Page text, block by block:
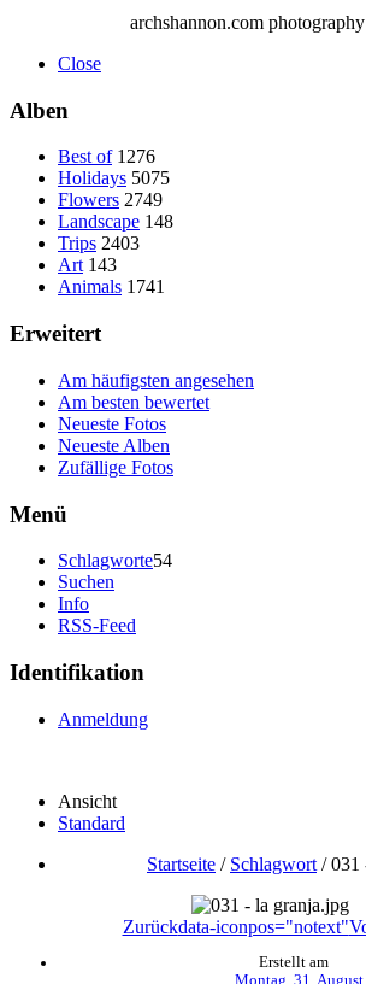
archshannon.com photography
Close
Alben
Best of 1276
Holidays 5075
Flowers 2749
Landscape 148
Trips 2403
Art 143
Animals 1741
Erweitert
Am häufigsten angesehen
Am besten bewertet
Neueste Fotos
Neueste Alben
Zufällige Fotos
Menü
Schlagworte54
Suchen
Info
RSS-Feed
Identifikation
Anmeldung
Ansicht
Standard
Startseite / Schlagwort /031
Zurückdata-iconpos="notext"
Erstellt am
Montag, 31. August